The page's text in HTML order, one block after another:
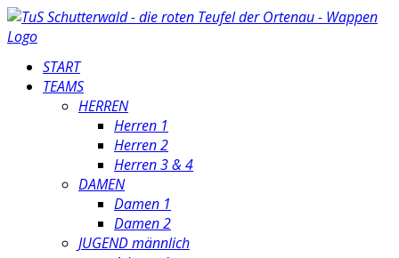
START
TEAMS
HERREN
Herren 1
Herren 2
Herren 3 & 4
DAMEN
Damen 1
Damen 2
JUGEND männlich